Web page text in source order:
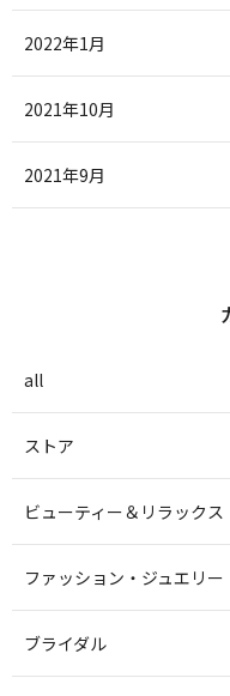
2022年1月
2021年10月
2021年9月
all
ストア
ビューティー＆リラックス
ファッション・ジュエリ
ブライダル